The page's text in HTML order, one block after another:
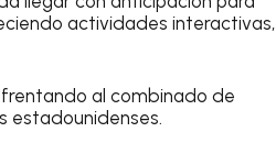
actividades interactivas,
al combinado de
estadounidenses.